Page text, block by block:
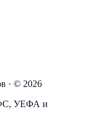
· © 2026
УЕФА и